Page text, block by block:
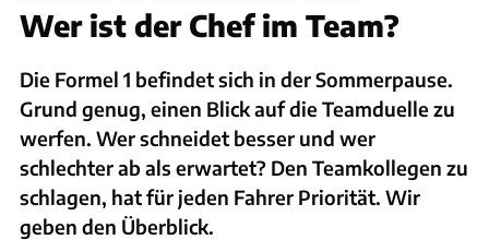
Wer ist der Chef im Team?
Die Formel 1 befindet sich in der Sommerpause.
Grund genug, einen Blick auf die Teamduelle zu
werfen. Wer schneidet besser und wer
schlechter ab als erwartet? Den Teamkollegen zu
schlagen, hat für jeden Fahrer Priorität. Wir
geben den Überblick.